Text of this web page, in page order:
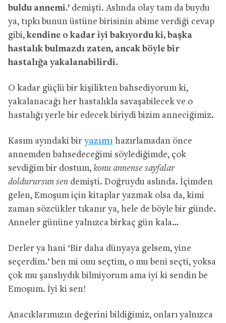
buldu annemi.’ demişti. Aslında olay tam da buydu
ya, tıpkı bunun üstüne birisinin abime verdiği cevap
gibi, kendine o kadar iyi bakıyordu ki, başka
hastalık bulmazdı zaten, ancak böyle bir
hastalığa yakalanabilirdi.
O kadar güçlü bir kişilikten bahsediyorum ki,
yakalanacağı her hastalıkla savaşabilecek ve o
hastalığı yerle bir edecek biriydi bizim anneciğimiz.
Kasım ayındaki bir yazımı hazırlamadan önce
annemden bahsedeceğimi söylediğimde, çok
sevdiğim bir dostum, konu annense sayfalar
doldurursun sen demişti. Doğruydu aslında. İçimden
gelen, Emoşum için kitaplar yazmak olsa da, kimi
zaman sözcükler tıkanır ya, hele de böyle bir günde.
Anneler gününe yalnızca birkaç gün kala…
Derler ya hani ‘Bir daha dünyaya gelsem, yine
seçerdim.’ ben mi onu seçtim, o mu beni seçti, yoksa
çok mu şanslıydık bilmiyorum ama iyi ki sendin be
Emoşum. İyi ki sen!
Anacıklarımızın değerini bildiğimiz, onları yalnızca